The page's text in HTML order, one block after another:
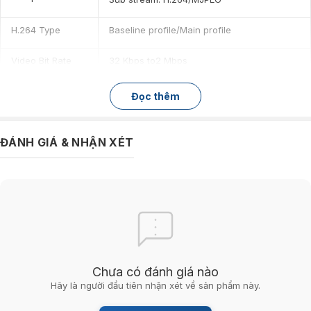
H.264 Type Baseline profile/Main profile
60Hz: 30fps@( 640 × 480, 352 × 240,320 ×
Image Settings
Brightness, saturation, contrast, sharpness
are adjustable via web browser or client
Đọc thêm
ĐÁNH GIÁ & NHẬN XÉT
Chưa có đánh giá nào
Hãy là người đầu tiên nhận xét về sản phẩm này.